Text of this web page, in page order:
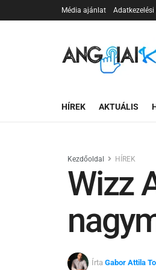
Média ajánlat
HÍREK AKTUÁLIS
Kezdőoldal HÍREK
Wizz
Írta Gabor Attila